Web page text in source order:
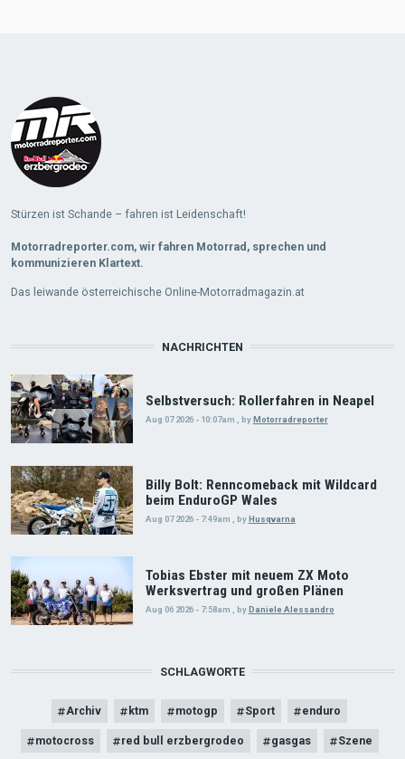
Stürzen ist Schande – fahren ist Leidenschaft!
Motorradreporter.com, wir fahren Motorrad, sprechen und
kommunizieren Klartext.
Das leiwande österreichische Online-Motorradmagazin.at
NACHRICHTEN
Selbstversuch: Rollerfahren in Neapel
Aug 07 2026 - 10:07am , by Motorradreporter
Billy Bolt: Renncomeback mit Wildcard
beim EnduroGP Wales
Aug 07 2026 - 7:49am byHusqvarna
Tobias Ebster mit neuem ZX Moto
Werksvertrag und großen Plänen
Aug 06 2026 - 7:58am , by Daniele Alessandro
SCHLAGWORTE
Archiv ktm motogp Sport enduro
motocross red bull erzbergrodeo gasgas Szene